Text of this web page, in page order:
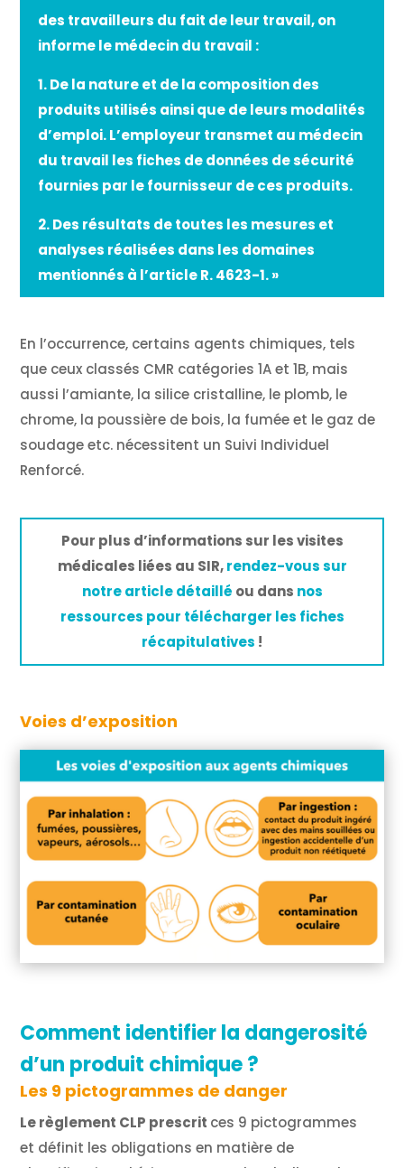
des travailleurs du fait de leur travail, on
informe le médecin du travail :
1.De la nature et de la composition des
produits utilisés ainsi que de leurs modalités
d’emploi. L’employeur transmet au médecin
du travail les fiches de données de sécurité
fournies par le fournisseur de ces produits.
2.Des résultats de toutes les mesures et
analyses réalisées dans les domaines
mentionnés à l’article R. 4623-1.»
En l’occurrence, certains agents chimiques, tels
que ceux classés CMR catégories 1A et 1B, mais
aussi l’amiante, la silice cristalline, le plomb, le
chrome, la poussière de bois, la fumée et le gaz de
soudage etc. nécessitent un Suivi Individuel
Renforcé.
Pour plus d’informations sur les visites
médicales liées au SIR,rendez-vous sur
notre article détaillé ou dans nos
ressources pour télécharger les fiches
récapitulatives !
Voies d’exposition
Comment identifier la dangerosité
d’un produit chimique ?
Les 9 pictogrammes de danger
Le règlement CLP prescrit ces 9 pictogrammes
et définit les obligations en matière de